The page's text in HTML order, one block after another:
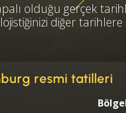
olduğu gerçek
diğer tarihlere
resmi tatilleri